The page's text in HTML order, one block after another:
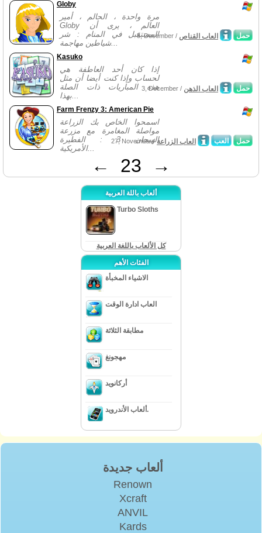
Globy
مرة واحدة ، الحالم ، أمير
Globy العالم ، يرى أن
المستقبل في المنام : شر
شياطين مهاجمة...
حمل 5, December / العاب القناص
Kasuko
إذا كان أحد العاطفة هي
لحساب وإذا كنت أيضا أن مثل
هذه المباريات ذات الصلة
بهذا...
حمل 3, December / العاب الذهن
Farm Frenzy 3: American Pie
اسمحوا الخاص بك الزراعة
مواصلة المغامرة مع مزرعة
الهيجان 3 : الفطيرة
الأمريكية...
حمل العب 27, November /العاب الزراعة
← 23 →
ألعاب باللة العربية
Turbo Sloths
كل الألعاب باللغة العربية
الفئات الأهم
الاشياء المخبأة
العاب ادارة الوقت
مطابقة الثلاثة
مهجونغ
أركانويد
ألعاب الأندرويد.
ألعاب جديدة
Renown
Xcraft
ANVIL
Kards